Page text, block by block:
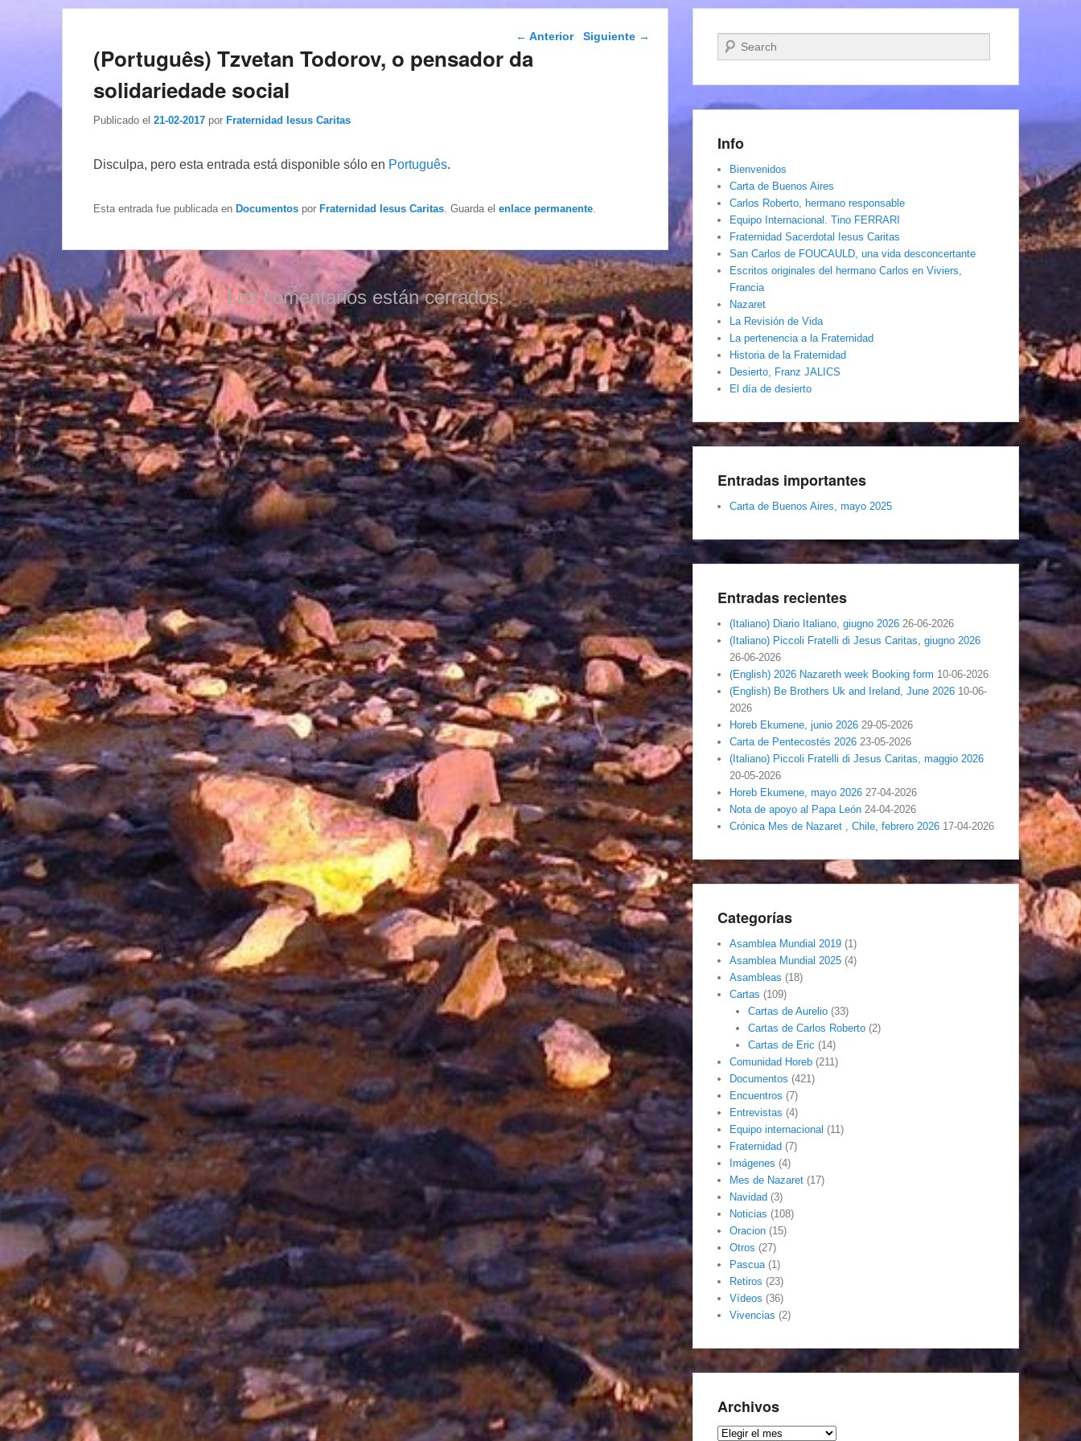
Navegación de
← Anterior Siguiente →
(Português) Tzvetan Todorov, o pensador da
solidariedade social
Publicado el 21-02-2017 por Fraternidad Iesus Caritas
Disculpa, pero esta entrada está disponible sólo en Português.
Esta entrada fue publicada en Documentos por Fraternidad Iesus Caritas . Guarda el enlace permanente
Los comentarios están cerrados.
Buscar
Info
Bienvenidos
Carta de Buenos Aires
Carlos Roberto, hermano responsable
Equipo Internacional. Tino FERRARI
Fraternidad Sacerdotal Iesus Caritas
San Carlos de FOUCAULD, una vida desconcertante
Escritos originales del hermano Carlos en Viviers,
Francia
Nazaret
La Revisión de Vida
La pertenencia a la Fraternidad
Historia de la Fraternidad
Desierto, Franz JALICS
El día de desierto
Entradas importantes
Carta de Buenos Aires, mayo 2025
Entradas recientes
(Italiano) Diario Italiano, giugno 2026 26-06-2026
(Italiano) Piccoli Fratelli di Jesus Caritas, giugno 2026
26-06-2026
(English) 2026 Nazareth week Booking form 10-06-2026
(English) Be Brothers Uk and Ireland, June 2026 10-06-
2026
Horeb Ekumene, junio 2026 29-05-2026
Carta de Pentecostés 2026 23-05-2026
(Italiano) Piccoli Fratelli di Jesus Caritas, maggio 2026
20-05-2026
Horeb Ekumene, mayo 2026 27-04-2026
Nota de apoyo al Papa León 24-04-2026
Crónica Mes de Nazaret , Chile, febrero 2026 17-04-2026
Categorías
Asamblea Mundial 2019 (1)
Asamblea Mundial 2025 (4)
Asambleas (18)
Cartas (109)
Cartas de Aurelio(33)
Cartas de Carlos Roberto(2)
Cartas de Eric (14)
Comunidad Horeb (211)
Documentos (421)
Encuentros (7)
Entrevistas (4)
Equipo internacional (11)
Fraternidad (7)
Imágenes (4)
Mes de Nazaret (17)
Navidad (3)
Noticias (108)
Oracion (15)
Otros (27)
Pascua(1)
Retiros (23)
Vídeos (36)
Vivencias (2)
Archivos
Archivos